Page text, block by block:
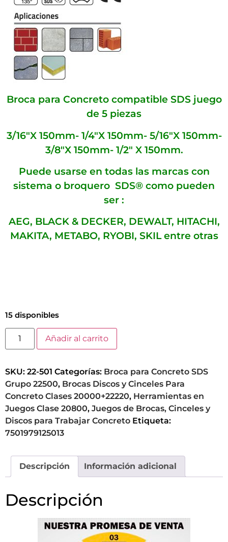
Broca para Concreto compatible SDS juego
de 5 piezas
3/16″X 150mm- 1/4″X 150mm- 5/16″X 150mm-
3/8″X 150mm- 1/2″ X 150mm.
Puede usarse en todas las marcas con
sistema o broquero SDS® como pueden
ser :
AEG, BLACK & DECKER, DEWALT, HITACHI,
MAKITA, METABO, RYOBI, SKIL entre otras
15 disponibles
Añadir al carrito
SKU: 22-501 Categorías: Broca para Concreto SDS
Grupo 22500, Brocas Discos y Cinceles Para
Concreto Clases 20000+22220, Herramientas en
Juegos Clase 20800, Juegos de Brocas, Cinceles y
Discos para Trabajar Concreto Etiqueta:
7501979125013
Descripción Información adicional
Descripción